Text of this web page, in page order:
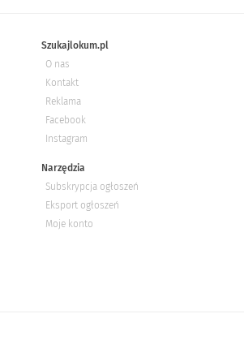
Szukajlokum.pl
O nas
Kontakt
Reklama
Facebook
Instagram
Narzędzia
Subskrypcja ogłoszeń
Eksport ogłoszeń
Moje konto